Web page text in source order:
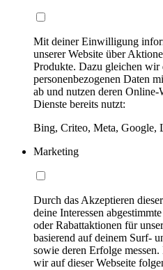
Mit deiner Einwilligung
unserer Website über
Produkte. Dazu gleichen wir
personenbezogenen Daten
ab und nutzen deren Online-
Dienste bereits nutzt:
Bing, Criteo, Meta, Google,
Marketing
Durch das Akzeptieren
deine Interessen
oder Rabattaktionen für
basierend auf deinem Surf-
sowie deren Erfolge
wir auf dieser Webseite